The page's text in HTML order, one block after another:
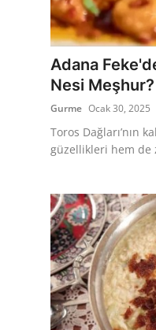
Adana
Nesi Meşhur?
Gurme Ocak 30, 2025
Toros Dağları’nın
güzellikleri hem de